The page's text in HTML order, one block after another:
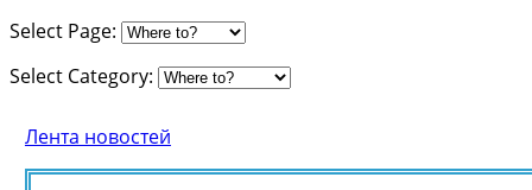
Select Page:
Select Category:
Лента новостей